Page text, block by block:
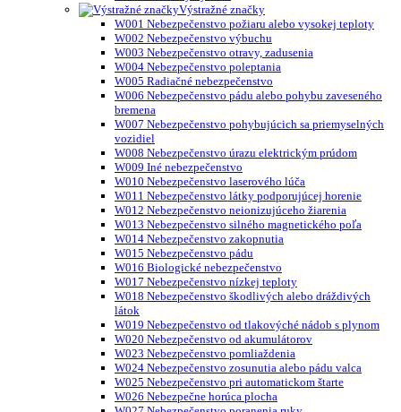
Výstražné značky
W001 Nebezpečenstvo požiaru alebo vysokej teploty
W002 Nebezpečenstvo výbuchu
W003 Nebezpečenstvo otravy, zadusenia
W004 Nebezpečenstvo poleptania
W005 Radiačné nebezpečenstvo
W006 Nebezpečenstvo pádu alebo pohybu zaveseného
bremena
W007 Nebezpečenstvo pohybujúcich sa priemyselných
vozidiel
W008 Nebezpečenstvo úrazu elektrickým prúdom
W009 Iné nebezpečenstvo
W010 Nebezpečenstvo laserového lúča
W011 Nebezpečenstvo látky podporujúcej horenie
W012 Nebezpečenstvo neionizujúceho žiarenia
W013 Nebezpečenstvo silného magnetického poľa
W014 Nebezpečenstvo zakopnutia
W015 Nebezpečenstvo pádu
W016 Biologické nebezpečenstvo
W017 Nebezpečenstvo nízkej teploty
W018 Nebezpečenstvo škodlivých alebo dráždivých
látok
W019 Nebezpečenstvo od tlakovýché nádob s plynom
W020 Nebezpečenstvo od akumulátorov
W023 Nebezpečenstvo pomliaždenia
W024 Nebezpečenstvo zosunutia alebo pádu valca
W025 Nebezpečenstvo pri automatickom štarte
W026 Nebezpečne horúca plocha